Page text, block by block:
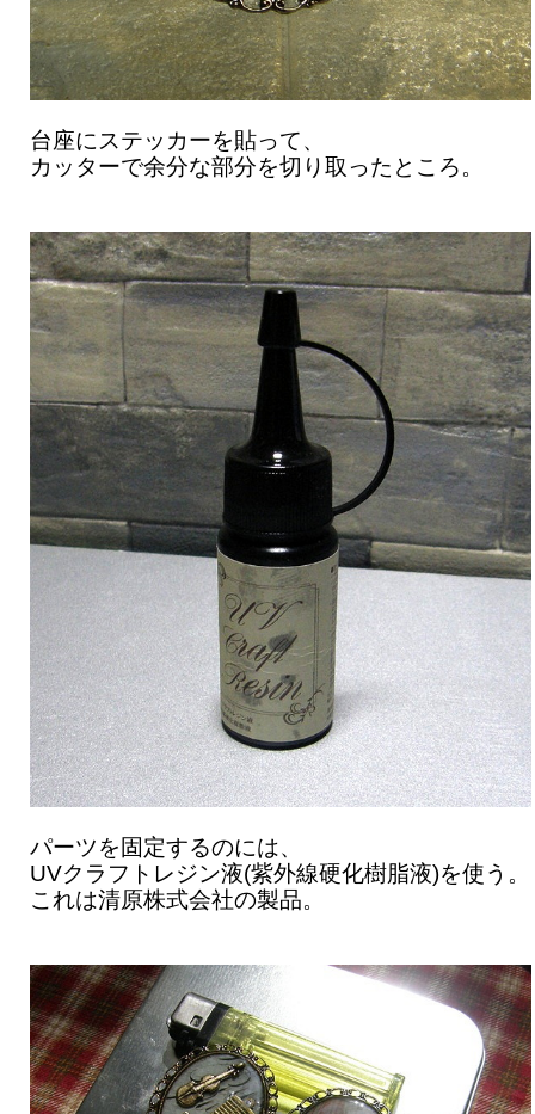
台座にステッカーを貼って、
カッターで余分な部分を切り取ったところ。
パーツを固定するのには、
UVクラフトレジン液(紫外線硬化樹脂液)を使う。
これは清原株式会社の製品。